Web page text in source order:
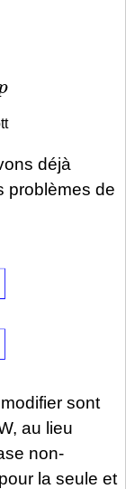
déjà
problèmes de
sont
au lieu
non-
la seule et